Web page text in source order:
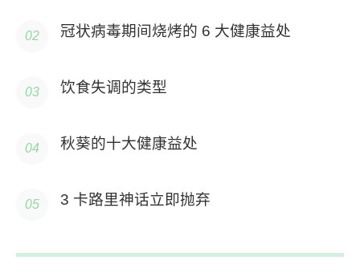
冠状病毒期间烧烤的 6 大健康益处
饮食失调的类型
秋葵的十大健康益处
3 卡路里神话立即抛弃